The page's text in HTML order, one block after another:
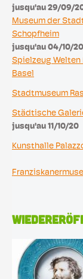
jusqu'au 29/09/
Museum der
Schopfheim
jusqu'au 04/10/20
Spielzeug Welten
Basel
Stadtmuseum
Städtische
jusqu'au 11/10/20
Kunsthalle